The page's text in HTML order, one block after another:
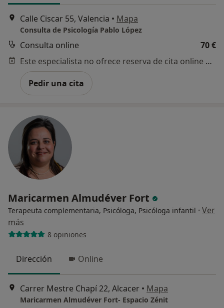
Calle Ciscar 55, Valencia • Mapa
Consulta de Psicología Pablo López
Consulta online
70 €
Este especialista no ofrece reserva de cita online en esta dirección.
Pedir una cita
Maricarmen Almudéver Fort
Terapeuta complementaria, Psicóloga, Psicóloga infantil · Ver
más
8 opiniones
Dirección Online
Carrer Mestre Chapí 22, Alcacer • Mapa
Maricarmen Almudéver Fort- Espacio Zénit